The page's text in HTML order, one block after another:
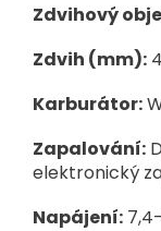
Zdvihový
Zdvih (mm):
Karburátor:
Zapalování:
elektronický
Napájení: